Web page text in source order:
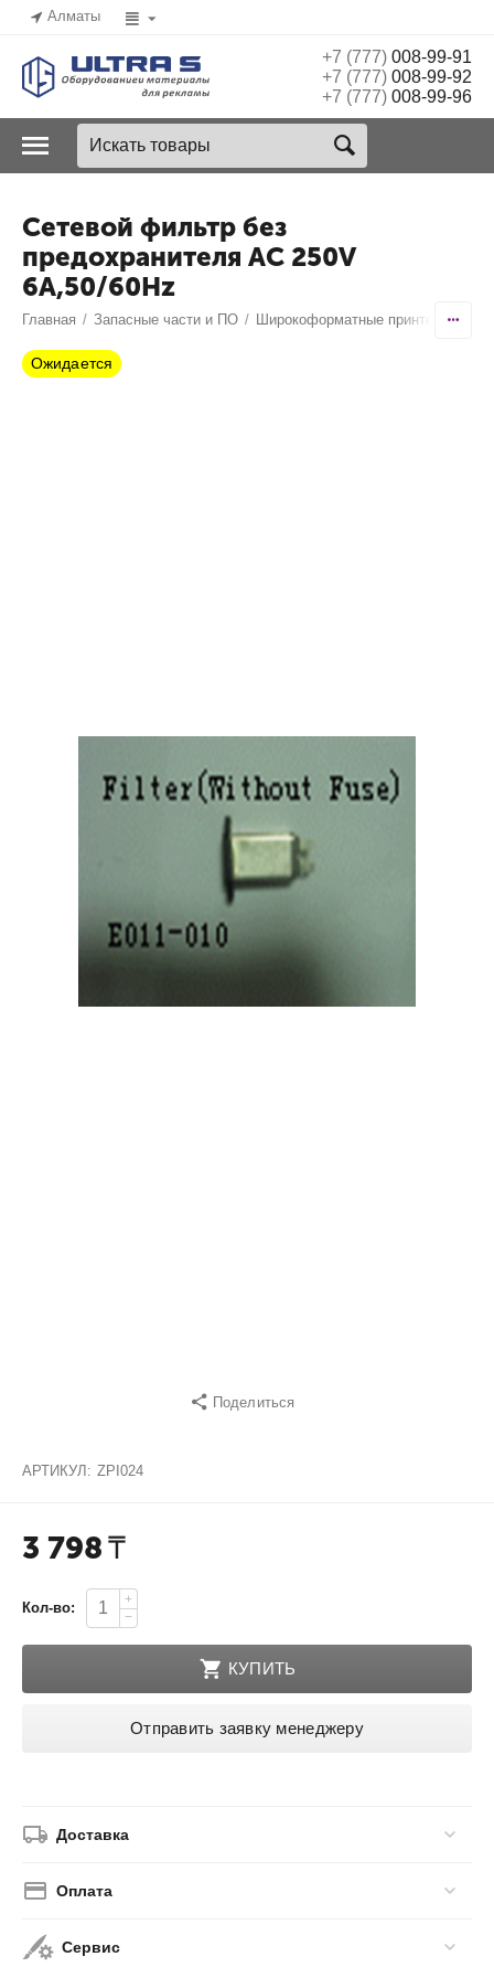
Алматы
+7 (777)008-99-91
+7 (777)008-99-92
+7 (777)008-99-96
Сетевой фильтр без
предохранителя AC 250V
6A,50/60Hz
Главная / Запасные части и ПО / Широкоформатные принтеры /
Ожидается
Поделиться
АРТИКУЛ: ZPI024
3 798₸
Кол-во:
+
−
КУПИТЬ
Отправить заявку менеджеру
Доставка
Оплата
Сервис